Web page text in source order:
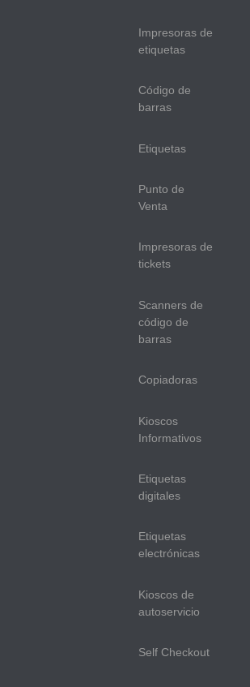
Impresoras de
etiquetas
Código de
barras
Etiquetas
Punto de
Venta
Impresoras de
tickets
Scanners de
código de
barras
Copiadoras
Kioscos
Informativos
Etiquetas
digitales
Etiquetas
electrónicas
Kioscos de
autoservicio
Self Checkout